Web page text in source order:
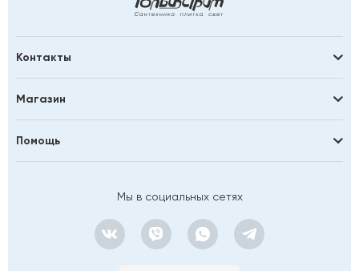
Контакты
Магазин
Помощь
Мы в социальных сетях